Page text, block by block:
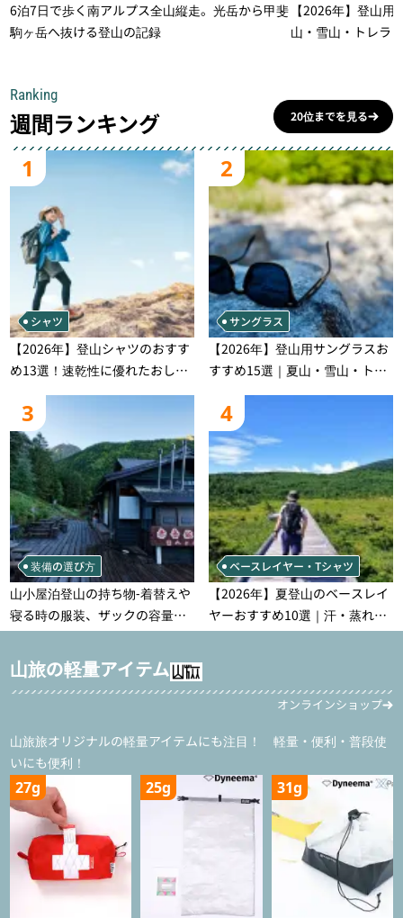
6泊7日で歩く南アルプス全山縦走。光岳から甲斐
駒ヶ岳へ抜ける登山の記録
【2026年】登山
山・雪山・トレラ
Ranking
週間ランキング 20位までを見る
1
シャツ
【2026年】登山シャツのおすす
め13選！速乾性に優れたおしゃ
れなモデルを徹底紹介！
2
サングラス
【2026年】登山用サングラスお
すすめ15選｜夏山・雪山・トレ
ラン別、シーンで選ぶ失敗しな
い一本
3
装備の選び方
山小屋泊登山の持ち物‐着替えや
寝る時の服装、ザックの容量な
どを徹底紹介！1泊2日、2泊3日
用のリスト付き
4
ベースレイヤー・Tシャツ
【2026年】夏登山のベースレイ
ヤーおすすめ10選｜汗・蒸れ・
汗冷え対策に効く選び方
山旅の軽量アイテム
オンラインショップ
山旅旅オリジナルの軽量アイテムにも注目！ 軽量・便利・普段使
いにも便利！
27g 25g 31g